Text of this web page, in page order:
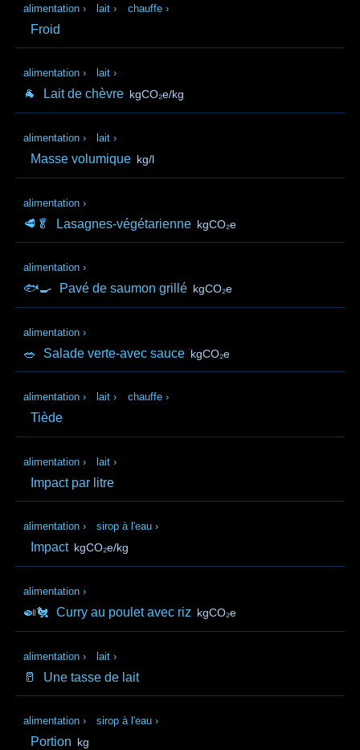
alimentation › lait › chauffe ›
Froid
alimentation › lait ›
🐐 Lait de chèvre kgCO₂e/kg
alimentation › lait ›
Masse volumique kg/l
alimentation ›
🥩🥬 Lasagnes-végétarienne kgCO₂e
alimentation ›
🐟🍳 Pavé de saumon grillé kgCO₂e
alimentation ›
🥗 Salade verte-avec sauce kgCO₂e
alimentation › lait › chauffe ›
Tiède
alimentation › lait ›
Impact par litre
alimentation › sirop à l'eau ›
Impact kgCO₂e/kg
alimentation ›
🍛🐔 Curry au poulet avec riz kgCO₂e
alimentation › lait ›
🥛 Une tasse de lait
alimentation › sirop à l'eau ›
Portion kg